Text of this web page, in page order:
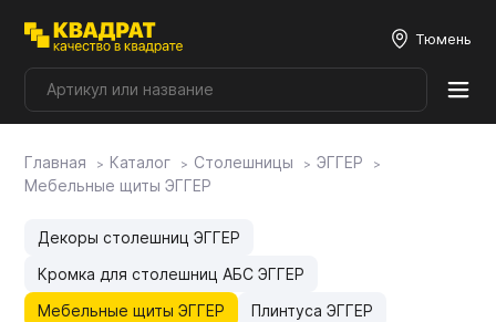
Тюмень
Плитные материалы
Фурнитура
Столешницы
Главная Каталог Столешницы
ЭГГЕР
Мебельные щиты ЭГГЕР
Декоры столешниц ЭГГЕР
Кромка для столешниц АБС ЭГГЕР
Мебельные щиты ЭГГЕР
Плинтуса ЭГГЕР